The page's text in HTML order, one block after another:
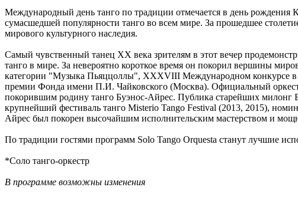
Международный день танго по традиции отмечается в день рождения
сумасшедшей популярности танго во всем мире. За прошедшее
мирового культурного наследия.
Самый чувственный танец XX века зрителям в этот вечер
танго в мире. За невероятно короткое время он покорил вершины
категории "Музыка Пьяццоллы", XXXVIII Международном конкурсе в
премии Фонда имени П.И. Чайковского (Москва). Официальный
покорившим родину танго Буэнос-Айрес. Публика старейших милонг
крупнейший фестиваль танго Misterio Tango Festival (2013, 2015),
Айрес был покорен высочайшим исполнительским мастерством и
По традиции гостями программ Solo Tango Orquesta станут лучшие
*Соло танго-оркестр
В программе возможны изменения